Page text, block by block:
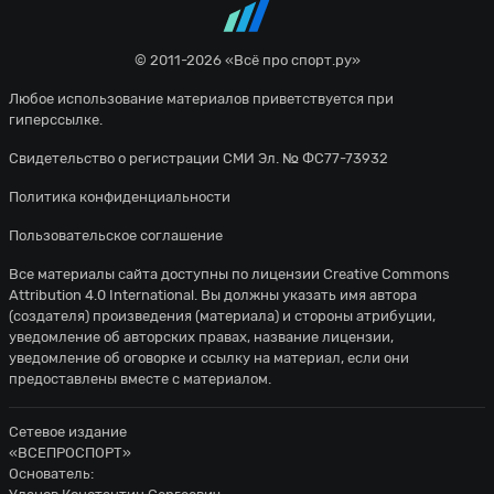
Хорошую попытку сделал Унаи Гомес.
38'
углового, но неудачно - мяч уходит за
38'
Сельта перехватывает навес,
направленный в сторону штрафной.
38'
Судья сигнализирует, что Юри
Берчиче из команды Сельта поставил
подножку. Пострадал Хавьер Руэда
38'
Желтую карточку получает Юри
Берчиче
40'
Игра остановлена, так как один из
игроков лежит на поле.
© 2011-2026 «Всё про спорт.ру»
Любое использование материалов приветствуется при
гиперссылке.
Свидетельство о регистрации СМИ Эл. № ФС77-73932
Политика конфиденциальности
Пользовательское соглашение
Все материалы сайта доступны по лицензии Creative Commons
Attribution 4.0 International . Вы должны указать имя автора
(создателя) произведения (материала) и стороны атрибуции,
уведомление об авторских правах, название лицензии,
уведомление об оговорке и ссылку на материал, если они
предоставлены вместе с материалом.
Сетевое издание
«ВСЕПРОСПОРТ»
Основатель: